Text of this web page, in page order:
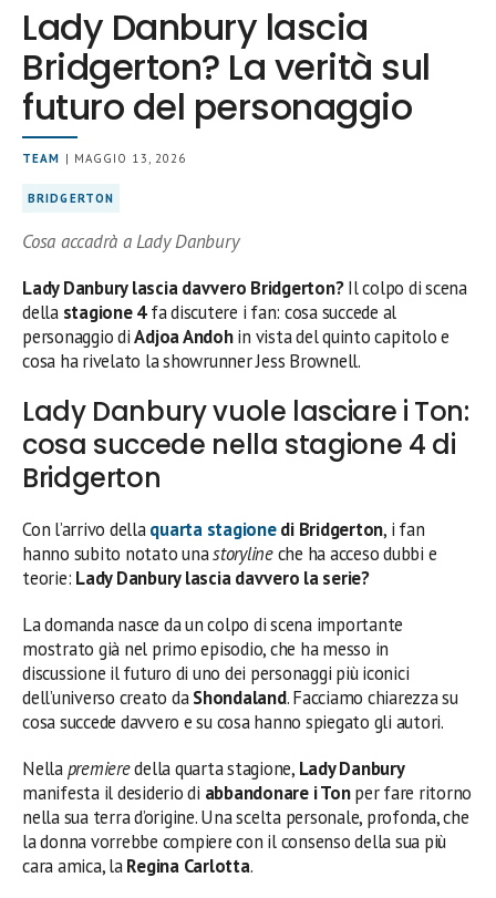
Lady Danbury lascia
Bridgerton? La verità sul
futuro del personaggio
TEAM | MAGGIO 13, 2026
BRIDGERTON
Cosa accadrà a Lady Danbury
Lady Danbury lascia davvero Bridgerton?Il colpo di scena
della stagione 4fa discutere i fan: cosa succede al
personaggio diAdjoa Andohin vista del quinto capitolo e
cosa ha rivelato la showrunner Jess Brownell.
Lady Danbury vuole lasciare i Ton:
cosa succede nella stagione 4 di
Bridgerton
Con l’arrivo dellaquarta stagionedi Bridgerton, i fan
hanno subito notato unastorylineche ha acceso dubbi e
teorie: Lady Danbury lascia davvero la serie?
La domanda nasce da un colpo di scena importante
mostrato già nel primo episodio, che ha messo in
discussione il futuro di uno dei personaggi più iconici
dell’universo creato daShondaland. Facciamo chiarezza su
cosa succede davvero e su cosa hanno spiegato gli autori.
Nellapremieredella quarta stagione, Lady Danbury
manifesta il desiderio di abbandonare i Tonper fare ritorno
nella sua terra d’origine. Una scelta personale, profonda, che
la donna vorrebbe compiere con il consenso della sua più
cara amica, laRegina Carlotta.